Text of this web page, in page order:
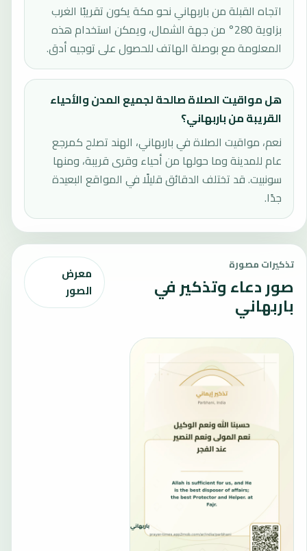
اتجاه القبلة من باربهاني نحو مكة يكون تقريبًا الغرب
بزاوية 280° من جهة الشمال، ويمكن استخدام هذه
المعلومة مع بوصلة الهاتف للحصول على توجيه أدق.
هل مواقيت الصلاة صالحة لجميع المدن والأحياء
القريبة من باربهاني؟
نعم، مواقيت الصلاة في باربهاني، الهند تصلح كمرجع
عام للمدينة وما حولها من أحياء وقرى قريبة، ومنها
سونبيت. قد تختلف الدقائق قليلًا في المواقع البعيدة
جدًا.
تذكيرات مصورة
صور دعاء وتذكير في
باربهاني
معرض
الصور